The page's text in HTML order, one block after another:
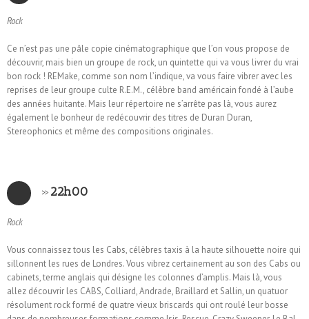
Rock
Ce n’est pas une pâle copie cinématographique que l’on vous propose de
découvrir, mais bien un groupe de rock, un quintette qui va vous livrer du vrai
bon rock ! REMake, comme son nom l’indique, va vous faire vibrer avec les
reprises de leur groupe culte R.E.M., célèbre band américain fondé à l’aube
des années huitante. Mais leur répertoire ne s’arrête pas là, vous aurez
également le bonheur de redécouvrir des titres de Duran Duran,
Stereophonics et même des compositions originales.
»22h00
Rock
Vous connaissez tous les Cabs, célèbres taxis à la haute silhouette noire qui
sillonnent les rues de Londres. Vous vibrez certainement au son des Cabs ou
cabinets, terme anglais qui désigne les colonnes d’amplis. Mais là, vous
allez découvrir les CABS, Colliard, Andrade, Braillard et Sallin, un quatuor
résolument rock formé de quatre vieux briscards qui ont roulé leur bosse